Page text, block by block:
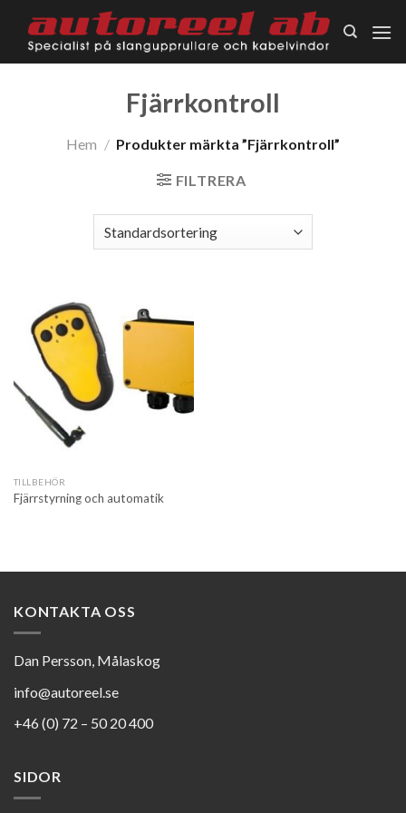
content
Fjärrkontroll
Hem / Produkter märkta ”Fjärrkontroll”
FILTRERA
TILLBEHÖR
Fjärrstyrning och automatik
KONTAKTA OSS
Dan Persson, Målaskog
info@autoreel.se
+46 (0) 72 – 50 20 400
SIDOR